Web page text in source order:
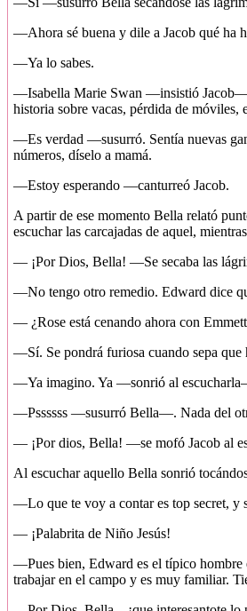
—Ahora sé buena y dile a Jacob qué ha
—Ya lo sabes.
—Isabella Marie Swan —insistió Jacob—.
historia sobre vacas, pérdida de móviles,
—Es verdad —susurró. Sentía nuevas
números, díselo a mamá.
—Estoy esperando —canturreó Jacob.
A partir de ese momento Bella relató
escuchar las carcajadas de aquel,
— ¡Por Dios, Bella! —Se secaba las
—No tengo otro remedio. Edward dice
— ¿Rose está cenando ahora con
—Sí. Se pondrá furiosa cuando sepa que
—Ya imagino. Ya —sonrió al
—Pssssss —susurró Bella—. Nada del
— ¡Por dios, Bella! —se mofó Jacob al
Al escuchar aquello Bella sonrió
—Lo que te voy a contar es top secret, y
— ¡Palabrita de Niño Jesús!
—Pues bien, Edward es el típico hombre
trabajar en el campo y es muy familiar.